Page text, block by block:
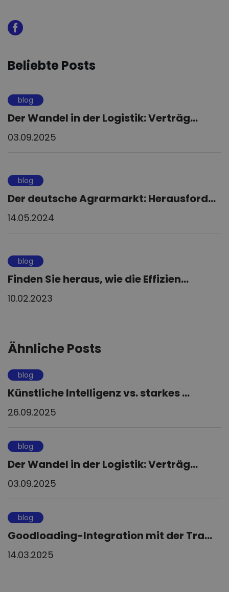
Beliebte Posts
blog
Der Wandel in der Logistik: Verträg...
03.09.2025
blog
Der deutsche Agrarmarkt: Herausford...
14.05.2024
blog
Finden Sie heraus, wie die Effizien...
10.02.2023
Ähnliche Posts
blog
Künstliche Intelligenz vs. starkes ...
26.09.2025
blog
Der Wandel in der Logistik: Verträg...
03.09.2025
blog
Goodloading-Integration mit der Tra...
14.03.2025